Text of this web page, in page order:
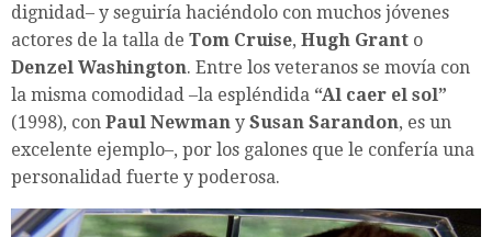
dignidad– y seguiría haciéndolo con muchos jóvenes
actores de la talla de Tom Cruise, Hugh Grant o
Denzel Washington. Entre los veteranos se movía con
la misma comodidad –la espléndida “Al caer el sol”
(1998), con Paul Newman y Susan Sarandon, es un
excelente ejemplo–, por los galones que le confería una
personalidad fuerte y poderosa.